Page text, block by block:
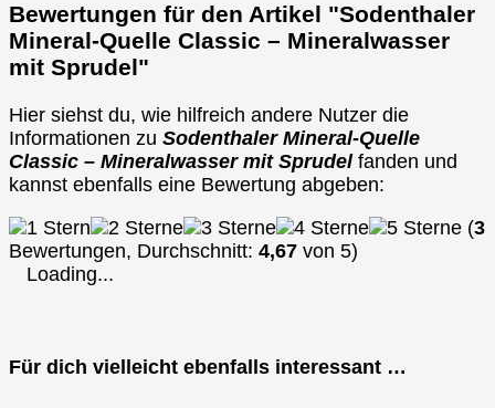
Bewertungen für den Artikel "Sodenthaler
Mineral-Quelle Classic – Mineralwasser
mit Sprudel"
Hier siehst du, wie hilfreich andere Nutzer die
Informationen zu Sodenthaler Mineral-Quelle
Classic – Mineralwasser mit Sprudelfanden und
kannst ebenfalls eine Bewertung abgeben:
(3
Bewertungen, Durchschnitt: 4,67 von 5)
Loading...
Für dich vielleicht ebenfalls interessant …